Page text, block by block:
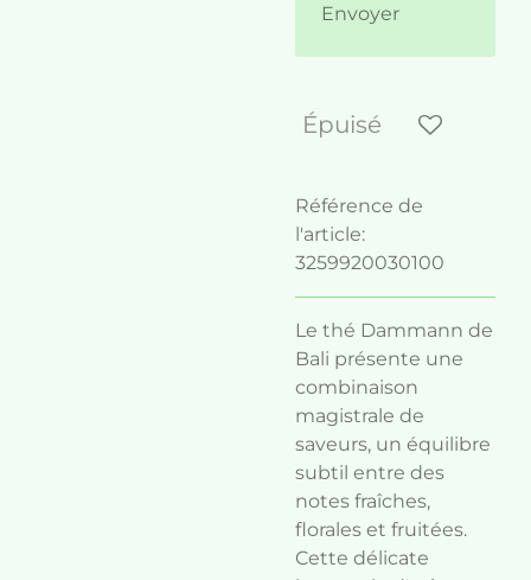
Envoyer
Épuisé
Référence de
l'article:
3259920030100
Le thé Dammann de
Bali présente une
combinaison
magistrale de
saveurs, un équilibre
subtil entre des
notes fraîches,
florales et fruitées.
Cette délicate